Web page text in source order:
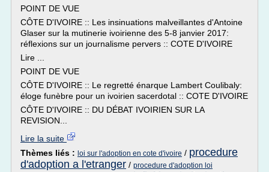
POINT DE VUE
CÔTE D'IVOIRE :: Les insinuations malveillantes d'Antoine
Glaser sur la mutinerie ivoirienne des 5-8 janvier 2017:
réflexions sur un journalisme pervers :: COTE D'IVOIRE
Lire ...
POINT DE VUE
CÔTE D'IVOIRE :: Le regretté énarque Lambert Coulibaly:
éloge funèbre pour un ivoirien sacerdotal :: COTE D'IVOIRE
CÔTE D'IVOIRE :: DU DÉBAT IVOIRIEN SUR LA
REVISION...
Lire la suite
Thèmes liés : loi sur l'adoption en cote d'ivoire / procedure
d'adoption a l'etranger / procedure d'adoption loi